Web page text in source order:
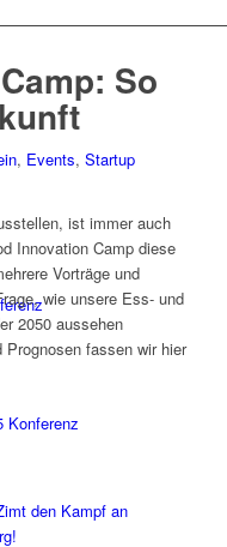
Konferenz
So
, Events, Startup
ist immer auch
Innovation Camp diese
Vorträge und
wie unsere Ess- und
2050 aussehen
fassen wir hier
den Kampf an